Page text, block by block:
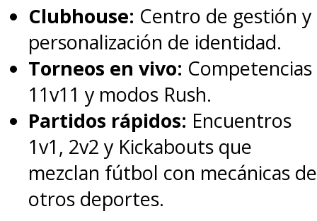
Clubhouse: Centro de gestión y
personalización de identidad.
Torneos en vivo: Competencias
11v11 y modos Rush.
Partidos rápidos: Encuentros
1v1, 2v2 y Kickabouts que
mezclan fútbol con mecánicas de
otros deportes.